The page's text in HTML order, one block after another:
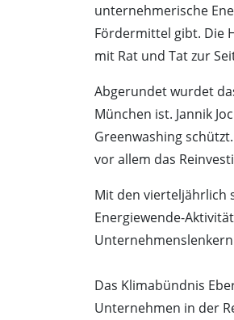
unternehmerische
Fördermittel gibt. Die
mit Rat und Tat zur
Abgerundet wurdet
München ist. Jannik
Greenwashing
vor allem das
Mit den vierteljährlich
Energiewende-
Das Klimabündnis
Unternehmen in der